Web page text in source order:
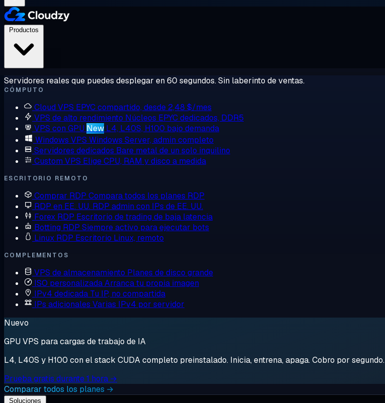
Servidores reales que puedes desplegar en 60 segundos. Sin laberinto de ventas.
CÓMPUTO
Cloud VPS EPYC compartido, desde 2,48 $/mes
VPS de alto rendimiento Núcleos EPYC dedicados, DDR5
VPS con GPU New L4, L40S, H100 bajo demanda
Windows VPS Windows Server, admin completo
Servidores dedicados Bare metal de un solo inquilino
Custom VPS Elige CPU, RAM y disco a medida
ESCRITORIO REMOTO
Comprar RDP Compara todos los planes RDP
RDP en EE. UU. RDP admin con IPs de EE. UU.
Forex RDP Escritorio de trading de baja latencia
Botting RDP Siempre activo para ejecutar bots
Linux RDP Escritorio Linux, remoto
COMPLEMENTOS
VPS de almacenamiento Planes de disco grande
ISO personalizadaArranca tu propia imagen
IPv4 dedicada Tu IP, no compartida
IPs adicionales Varias IPv4 por servidor
Nuevo
GPU VPS para cargas de trabajo de IA
L4, L40S y H100 con el stack CUDA completo preinstalado. Inicia, entrena, apaga. Cobro por segundo.
Prueba gratis durante 1 hora →
Comparar todos los planes →